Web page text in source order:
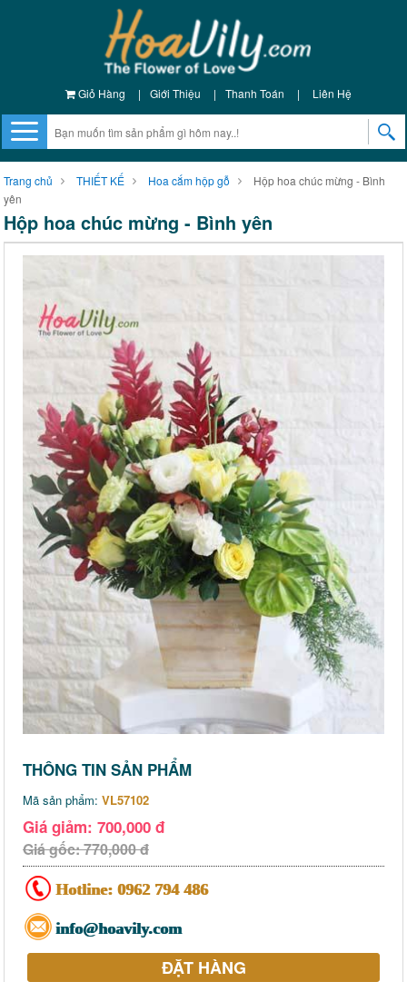
Giỏ Hàng | Giới Thiệu | Thanh Toán | Liên Hệ
Trang chủ THIẾT KẾ Hoa cắm hộp gỗ
Hộp hoa chúc mừng - Bình
yên
Hộp hoa chúc mừng - Bình yên
THÔNG TIN SẢN PHẨM
Mã sản phẩm: VL57102
Giá giảm: 700,000 đ
Giá gốc: 770,000 đ
Hotline: 0962 794 486
info@hoavily.com
ĐẶT HÀNG